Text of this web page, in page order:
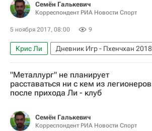
Металлург (Магнитогорск)
Семён Галькевич
Корреспондент РИА Новости Спорт
5 ноября 2017, 08:00 9
Крис Ли
Дневник Игр - Пхенчхан 2018
Хоккей
Спорт
Блоги
Блог редакции РИА Новости Спорт
Пхенчхан 2018
Рене Фазель
Дмитрий Чернышенко
"Металлург" не планирует
расставаться ни с кем из легионеров
после прихода Ли - клуб
Семён Галькевич
Корреспондент РИА Новости Спорт